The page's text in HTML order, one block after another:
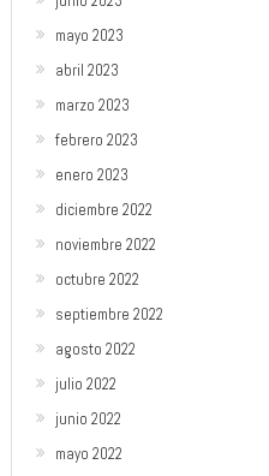
mayo 2023
abril 2023
marzo 2023
febrero 2023
enero 2023
diciembre 2022
noviembre 2022
octubre 2022
septiembre 2022
agosto 2022
julio 2022
junio 2022
mayo 2022